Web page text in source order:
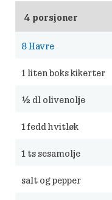
8Havre
1 liten boks kikerter
½ dl olivenolje
1fedd hvitløk
1 ts sesamolje
salt og pepper